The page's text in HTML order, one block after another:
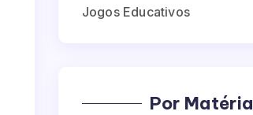
Jogos Educativos
Por Matéria